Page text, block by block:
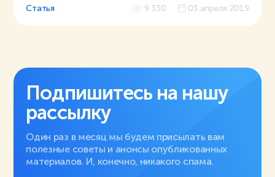
Статья 9 330 03 апреля 2019
Подпишитесь на нашу
рассылку
Один раз в месяц мы будем присылать вам
полезные советы и анонсы опубликованных
материалов. И, конечно, никакого спама.